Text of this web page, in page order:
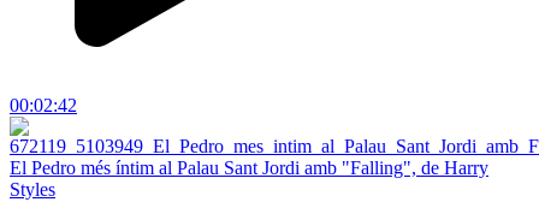
00:02:42
El Pedro més íntim al Palau Sant Jordi amb "Falling", de Harry
Styles